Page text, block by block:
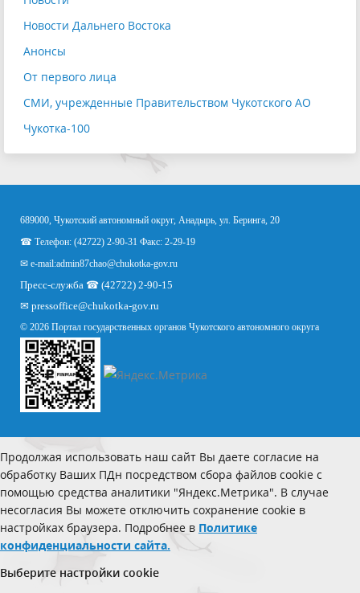
Новости Дальнего Востока
Анонсы
От первого лица
СМИ, учрежденные Правительством Чукотского АО
Чукотка-100
689000, Чукотский автономный округ, Анадырь, ул. Беринга, 20
☎ Телефон: (42722) 2-90-31 Факс: 2-29-19
✉ e-mail:admin87chao@chukotka-gov.ru
Пресс-служба ☎ (42722) 2-90-15
✉ pressoffice@chukotka-gov.ru
© 2026 Портал государственных органов Чукотского автономного округа
Продолжая использовать наш сайт Вы даете согласие на
обработку Ваших ПДн посредством сбора файлов cookie с
помощью средства аналитики "Яндекс.Метрика". В случае
несогласия Вы можете отключить сохранение cookie в
настройках браузера. Подробнее в Политике
конфиденциальности сайта.
Выберите настройки cookie